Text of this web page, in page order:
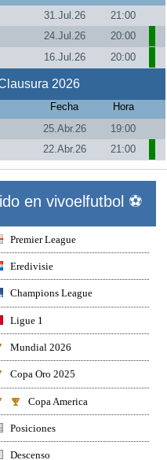
31.Jul.26
21:00
24.Jul.26
20:00
16.Jul.26 20:00
2026
Fecha
Hora
25.Abr.26
19:00
22.Abr.26 21:00
en vivoelfutbol ⚽
Premier League
Eredivisie
Champions League
Ligue 1
Mundial 2026
Copa Oro 2025
Copa America
Posiciones
Descenso